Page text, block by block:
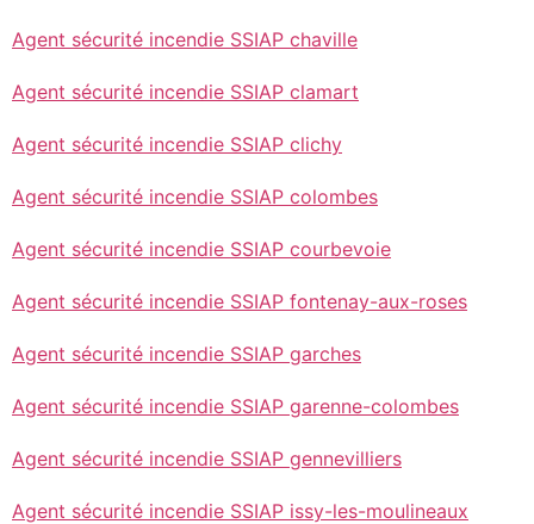
Agent sécurité incendie SSIAP chaville
Agent sécurité incendie SSIAP clamart
Agent sécurité incendie SSIAP clichy
Agent sécurité incendie SSIAP colombes
Agent sécurité incendie SSIAP courbevoie
Agent sécurité incendie SSIAP fontenay-aux-roses
Agent sécurité incendie SSIAP garches
Agent sécurité incendie SSIAP garenne-colombes
Agent sécurité incendie SSIAP gennevilliers
Agent sécurité incendie SSIAP issy-les-moulineaux